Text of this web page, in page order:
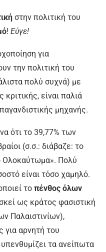
στην πολιτική του
! Εύγε!
για
την πολιτική του
πολύ συχνά) με
κριτικής, είναι παλιά
μηχανής.
ότι το 39,77% των
(σ.σ.: διάβαζε: το
Ολοκαύτωμα». Πολύ
είναι τόσο χαμηλό.
το πένθος όλων
ως κράτος φασιστική
Παλαιστινίων),
αρνητή του
τα ανείπωτα